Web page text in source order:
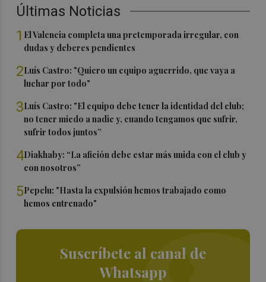
Últimas Noticias
1 El Valencia completa una pretemporada irregular, con
dudas y deberes pendientes
2Luís Castro: "Quiero un equipo aguerrido, que vaya a
luchar por todo"
3Luís Castro: "El equipo debe tener la identidad del club;
no tener miedo a nadie y, cuando tengamos que sufrir,
sufrir todos juntos”
4Diakhaby: “La afición debe estar más unida con el club y
con nosotros”
5Pepelu: "Hasta la expulsión hemos trabajado como
hemos entrenado"
Suscríbete al canal de
Whatsapp